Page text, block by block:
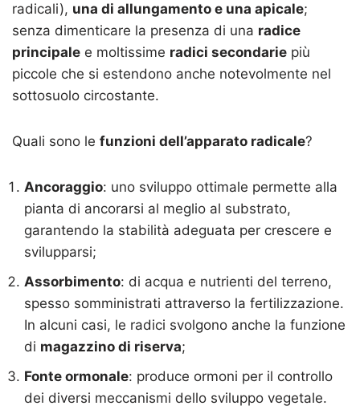
radicali), una di allungamento e una apicale;
senza dimenticare la presenza di una radice
principale e moltissime radici secondarie più
piccole che si estendono anche notevolmente nel
sottosuolo circostante.
Quali sono le funzioni dell’apparato radicale?
Ancoraggio: uno sviluppo ottimale permette alla
pianta di ancorarsi al meglio al substrato,
garantendo la stabilità adeguata per crescere e
svilupparsi;
Assorbimento: di acqua e nutrienti del terreno,
spesso somministrati attraverso la fertilizzazione.
In alcuni casi, le radici svolgono anche la funzione
di magazzino di riserva;
Fonte ormonale: produce ormoni per il controllo
dei diversi meccanismi dello sviluppo vegetale.